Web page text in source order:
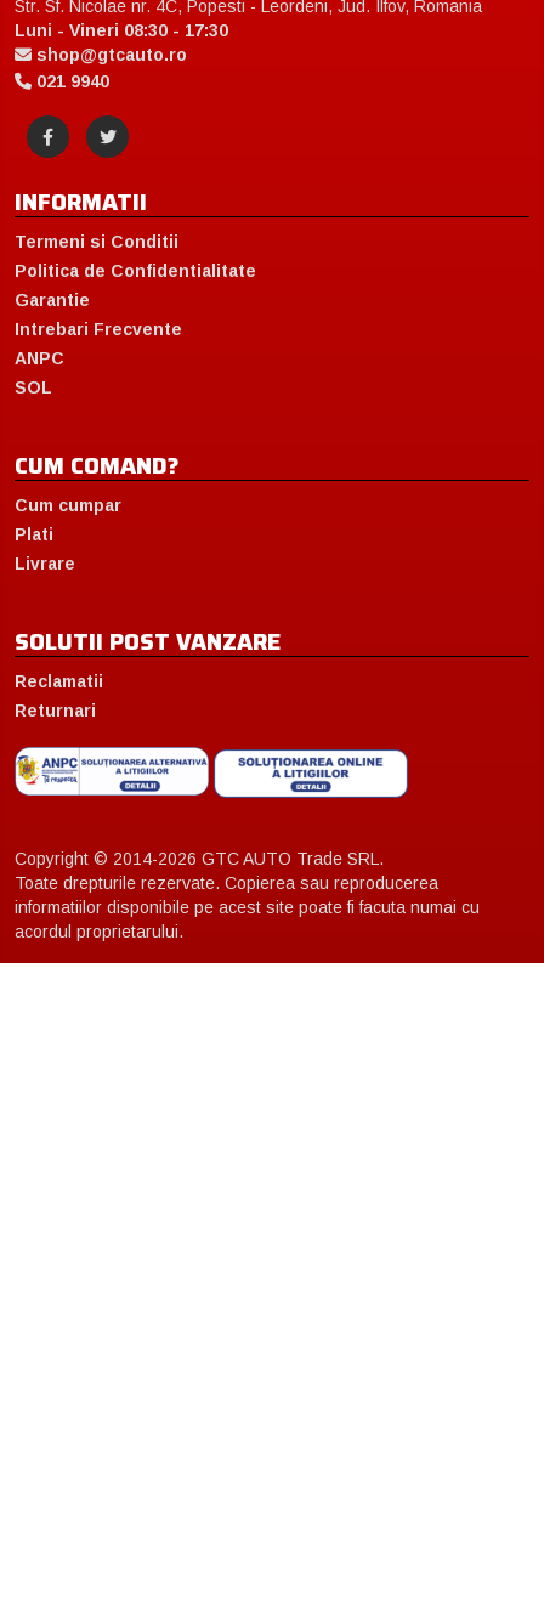
Str. Sf. Nicolae nr. 4C, Popesti - Leordeni, Jud. Ilfov, Romania
Luni - Vineri 08:30 - 17:30
shop@gtcauto.ro
021 9940
INFORMATII
Termeni si Conditii
Politica de Confidentialitate
Garantie
Intrebari Frecvente
ANPC
SOL
CUM COMAND?
Cum cumpar
Plati
Livrare
SOLUTII POST VANZARE
Reclamatii
Returnari
Copyright © 2014-2026 GTC AUTO Trade SRL.
Toate drepturile rezervate. Copierea sau reproducerea
informatiilor disponibile pe acest site poate fi facuta numai cu
acordul proprietarului.